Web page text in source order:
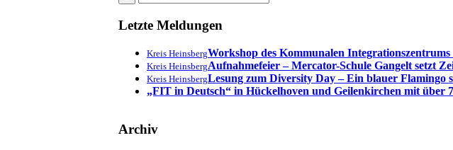
Letzte Meldungen
Kreis HeinsbergWorkshop des Kommunalen
Kreis HeinsbergAufnahmefeier – Mercator-Schule Gangelt setzt
Kreis HeinsbergLesung zum Diversity Day – Ein blauer Flamingo
„FIT in Deutsch“ in Hückelhoven und Geilenkirchen mit über
Archiv